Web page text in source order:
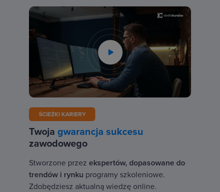
ŚCIEŻKI KARIERY
Twoja gwarancja sukcesu
zawodowego
Stworzone przez ekspertów, dopasowane do
trendów i rynku programy szkoleniowe.
Zdobędziesz aktualną wiedzę online.